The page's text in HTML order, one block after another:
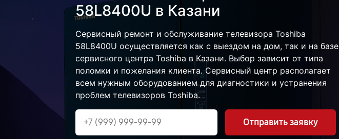
58L8400U в Казани
Сервисный ремонт и обслуживание телевизора Toshiba
58L8400U осуществляется как с выездом на дом, так и на базе
сервисного центра Toshiba в Казани. Выбор зависит от типа
поломки и пожелания клиента. Сервисный центр располагает
всем нужным оборудованием для диагностики и устранения
проблем телевизоров Toshiba.
Отправить заявку